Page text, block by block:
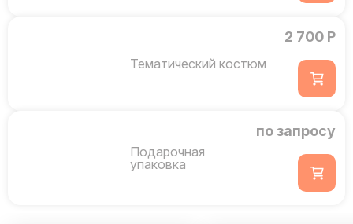
Тематический костюм
2 700 Р
Подарочная
упаковка
по запросу